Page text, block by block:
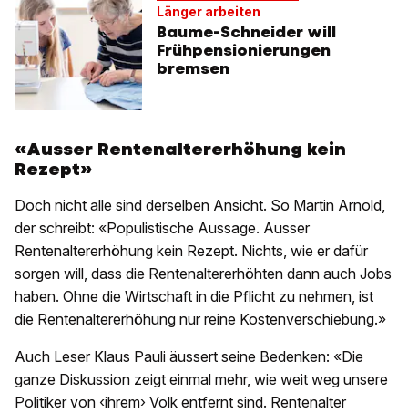
Länger arbeiten
Baume-Schneider will
Frühpensionierungen
bremsen
«Ausser Rentenaltererhöhung kein
Rezept»
Doch nicht alle sind derselben Ansicht. So Martin Arnold,
der schreibt: «Populistische Aussage. Ausser
Rentenaltererhöhung kein Rezept. Nichts, wie er dafür
sorgen will, dass die Rentenaltererhöhten dann auch Jobs
haben. Ohne die Wirtschaft in die Pflicht zu nehmen, ist
die Rentenaltererhöhung nur reine Kostenverschiebung.»
Auch Leser Klaus Pauli äussert seine Bedenken: «Die
ganze Diskussion zeigt einmal mehr, wie weit weg unsere
Politiker von ‹ihrem› Volk entfernt sind. Rentenalter